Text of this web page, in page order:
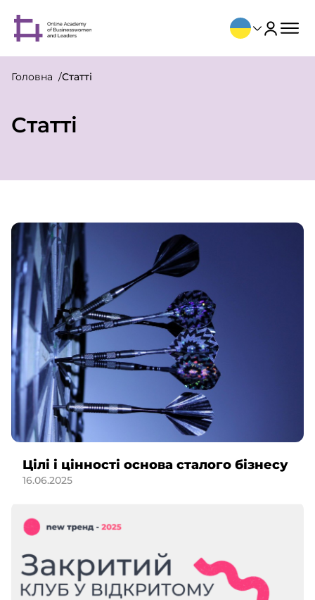
Головна Статті
Статті
Цілі і цінності основа сталого бізнесу
16.06.2025